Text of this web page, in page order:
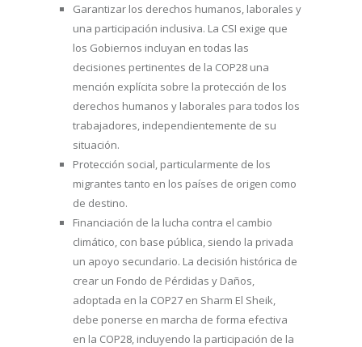
Garantizar los derechos humanos, laborales y
una participación inclusiva. La CSI exige que
los Gobiernos incluyan en todas las
decisiones pertinentes de la COP28 una
mención explícita sobre la protección de los
derechos humanos y laborales para todos los
trabajadores, independientemente de su
situación.
Protección social, particularmente de los
migrantes tanto en los países de origen como
de destino.
Financiación de la lucha contra el cambio
climático, con base pública, siendo la privada
un apoyo secundario. La decisión histórica de
crear un Fondo de Pérdidas y Daños,
adoptada en la COP27 en Sharm El Sheik,
debe ponerse en marcha de forma efectiva
en la COP28, incluyendo la participación de la